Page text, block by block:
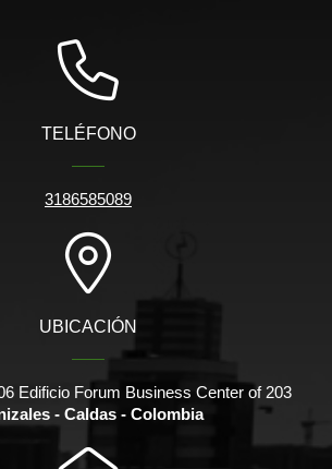
TELÉFONO
3186585089
UBICACIÓN
Edificio Forum Business Center of 203
- Caldas - Colombia